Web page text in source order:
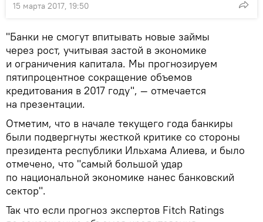
15 марта 2017, 19:50
"Банки не смогут впитывать новые займы
через рост, учитывая застой в экономике
и ограничения капитала. Мы прогнозируем
пятипроцентное сокращение объемов
кредитования в 2017 году", — отмечается
на презентации.
Отметим, что в начале текущего года банкиры
были подвергнуты жесткой критике со стороны
президента республики Ильхама Алиева, и было
отмечено, что "самый большой удар
по национальной экономике нанес банковский
сектор".
Так что если прогноз экспертов Fitch Ratings